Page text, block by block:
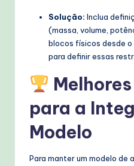
Solução: Inclua
(massa, volume,
blocos físicos desde o
para definir essas
para a
Modelo
Para manter um modelo de